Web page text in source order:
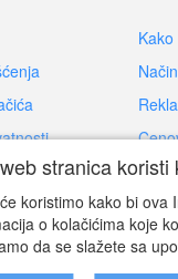
-
stranica koristi
koristimo kako bi
o kolačićima koje
da se slažete sa